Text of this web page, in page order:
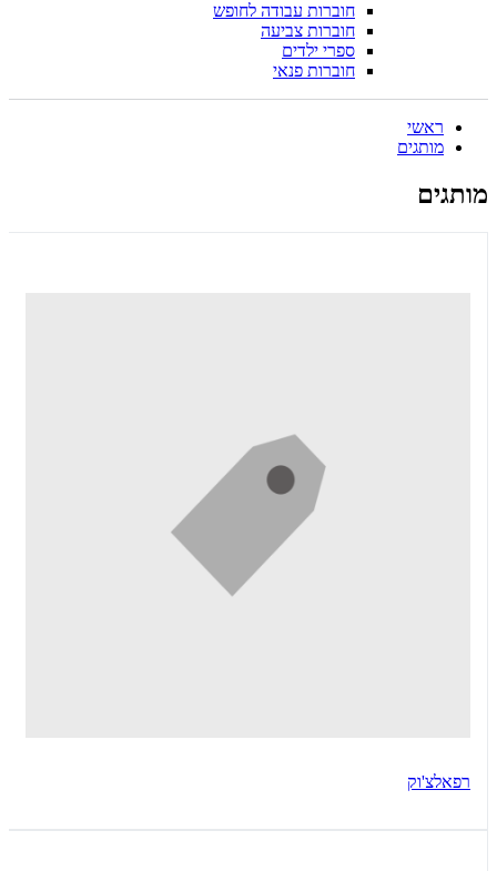
חוברות עבודה לחופש
חוברות צביעה
ספרי ילדים
חוברות פנאי
ראשי
מותגים
מותגים
רפאלצ'וק